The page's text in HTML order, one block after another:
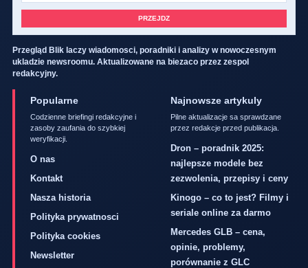
PRZEJDZ
Przegląd Blik laczy wiadomosci, poradniki i analizy w nowoczesnym
ukladzie newsroomu. Aktualizowane na biezaco przez zespol
redakcyjny.
Popularne
Codzienne briefingi redakcyjne i
zasoby zaufania do szybkiej
weryfikacji.
O nas
Kontakt
Nasza historia
Polityka prywatnosci
Polityka cookies
Newsletter
Najnowsze artykuly
Pilne aktualizacje sa sprawdzane
przez redakcje przed publikacja.
Dron – poradnik 2025:
najlepsze modele bez
zezwolenia, przepisy i ceny
Kinogo – co to jest? Filmy i
seriale online za darmo
Mercedes GLB – cena,
opinie, problemy,
porównanie z GLC